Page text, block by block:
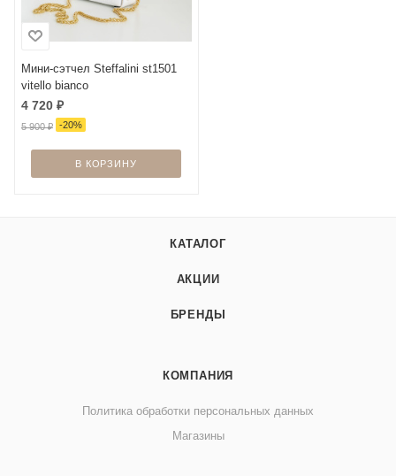
Мини-сэтчел Steffalini st1501
vitello bianco
4 720 ₽
5 900₽ -20%
В КОРЗИНУ
КАТАЛОГ
АКЦИИ
БРЕНДЫ
КОМПАНИЯ
Политика обработки персональных данных
Магазины